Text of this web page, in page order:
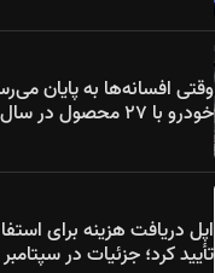
وقتی افسانه‌ها به پایان
خودرو با ۲۷ محصول در سال ۲۰۲۶
تأیید کرد؛ جزئیات در